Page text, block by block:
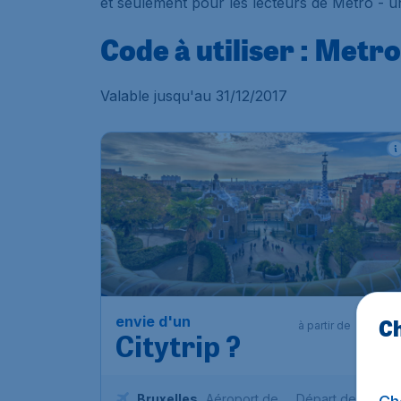
Code à utiliser :
Valable jusqu'au 31/12/2017
envie d'un
Citytrip ?
58
à partir de